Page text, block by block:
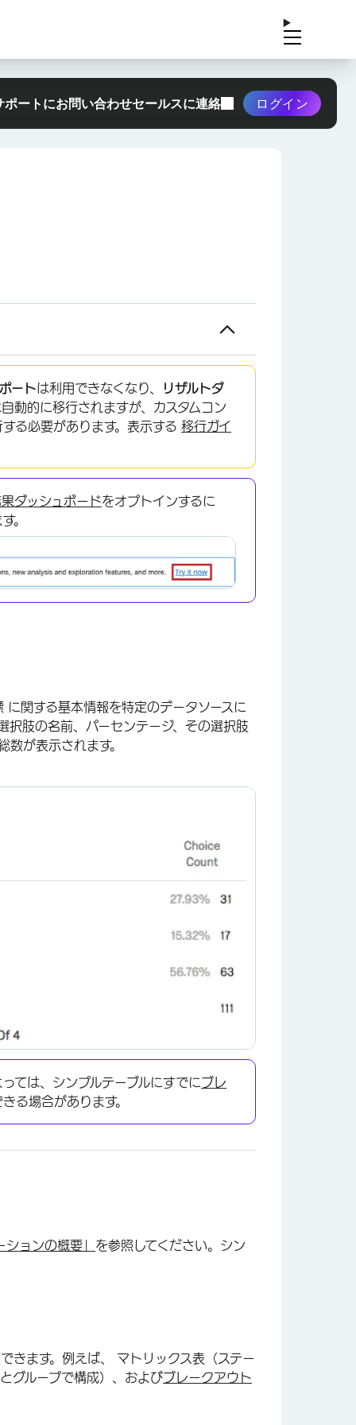
ポートにお問い合わせセールスに連絡 ログイン
ートは利用できなくなり、
リザルトダ
動的に移行されますが、カスタムコン
る必要があります。表示する移行ガイ
ダッシュボードをオプトインするに
。
×
に関する基本情報を特定のデータソースに
択肢の名前、パーセンテージ、その選択肢
が表示されます。
×
ては、シンプルテーブルにすでにブレ
る場合があります。
ションの概要」 を参照してください。シン
きます。例えば、 マトリックス表（ステー
グループで構成）、およびブレークアウト